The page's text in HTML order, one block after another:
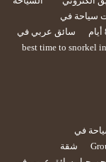
سياحة في
سائق عربي في
best time to snorkel
في
شقة